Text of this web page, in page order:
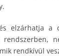
elzárhatja a
rendszerben,
rendkívül